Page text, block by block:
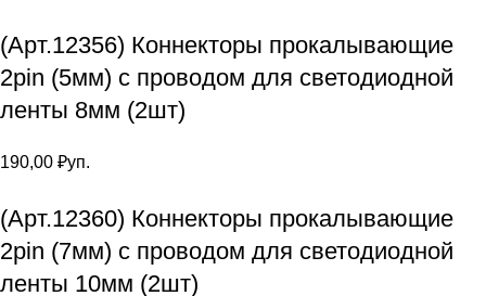
(Арт.12356) Коннекторы прокалывающие
2pin (5мм) с проводом для светодиодной
ленты 8мм (2шт)
190,00 ₽уп.
(Арт.12360) Коннекторы прокалывающие
2pin (7мм) с проводом для светодиодной
ленты 10мм (2шт)